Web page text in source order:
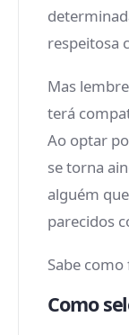
respeitosa
Mas
terá
Ao optar
se torna
alguém
parecidos
Sabe como
Como